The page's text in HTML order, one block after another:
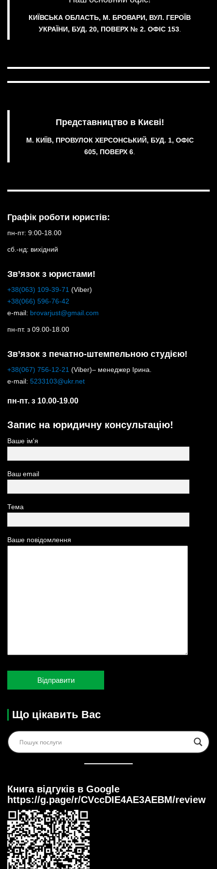
КИЇВСЬКА ОБЛАСТЬ, М. БРОВАРИ, ВУЛ. ГЕРОЇВ
УКРАЇНИ, БУД. 20, ПОВЕРХ № 2. ОФІС 153.
Представництво в Києві!
М. КИЇВ, ПРОВУЛОК ХЕРСОНСЬКИЙ, БУД. 1, ОФІС
605, ПОВЕРХ 6
Графік роботи юристів:
пн-пт: 9:00-18.00
сб.-нд: вихідний
Зв’язок з юристами!
+38(063) 109-39-71 (Viber)
+38(066) 596-76-42
e-mail: brovarjust@gmail.com
пн-пт. з 09.00-18.00
Зв’язок з печатно-штемпельною студією!
+38(067) 756-12-21 (Viber)– менеджер Ірина.
e-mail: 5233103@ukr.net
пн-пт. з 10.00-19.00
Запис на юридичну консультацію!
Ваше ім'я
Ваш email
Тема
Ваше повідомлення
Що цікавить Вас
Книга відгуків в Google
https://g.page/r/CVccDIE4AE3AEBM/review